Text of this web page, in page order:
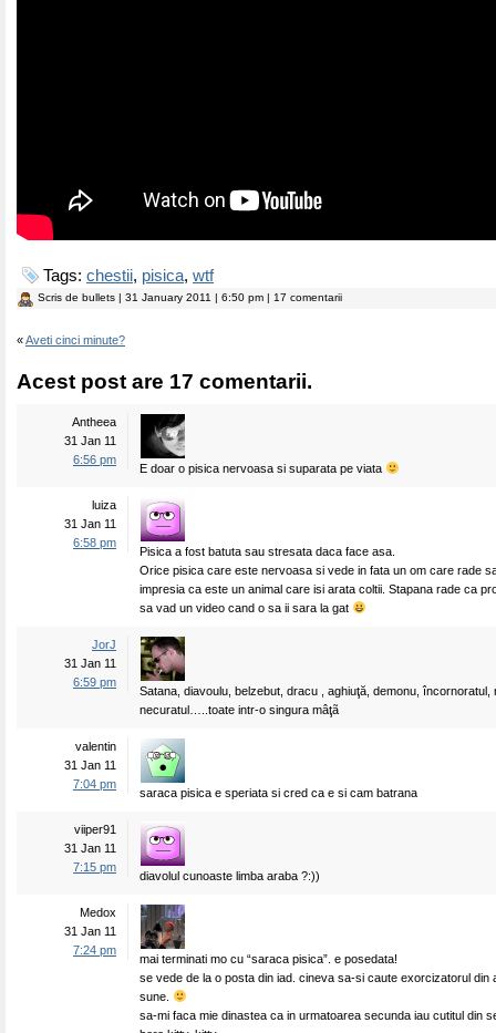
Tags: chestii, pisica, wtf
Scris de bullets | 31 January 2011 | 6:50 pm | 17 comentarii
«Aveti cinci minute?
Acest post are 17 comentarii.
Antheea
31 Jan 11
6:56 pm
E doar o pisica nervoasa si suparata pe viata
luiza
31 Jan 11
6:58 pm
Pisica a fost batuta sau stresata daca face asa.
Orice pisica care este nervoasa si vede in fata un om care rade
impresia ca este un animal care isi arata coltii. Stapana rade ca
sa vad un video cand o sa ii sara la gat
JorJ
31 Jan 11
6:59 pm
Satana, diavoulu, belzebut, dracu , aghiuţă, demonu, încornoratul,
necuratul…..toate intr-o singura mâţã
valentin
31 Jan 11
7:04 pm
saraca pisica e speriata si cred ca e si cam batrana
viiper91
31 Jan 11
7:15 pm
diavolul cunoaste limba araba ?:))
Medox
31 Jan 11
7:24 pm
mai terminati mo cu “saraca pisica”. e posedata!
se vede de la o posta din iad. cineva sa-si caute exorcizatorul din
sune.
sa-mi faca mie dinastea ca in urmatoarea secunda iau cutitul din